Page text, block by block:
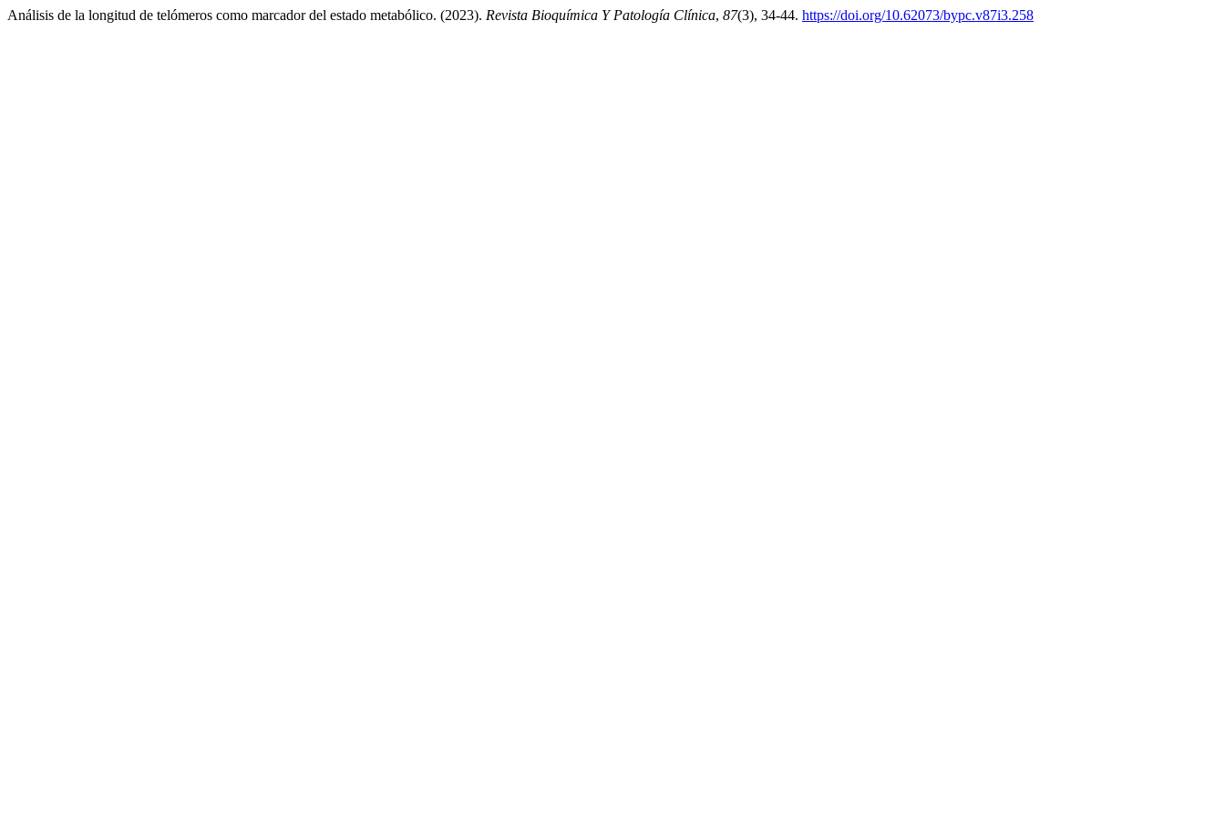
Análisis de la longitud de telómeros como marcador del estado metabólico. (2023). Revista Bioquímica Y Patología Clínica, 87(3), 34-44. https://doi.org/10.62073/bypc.v87i3.258